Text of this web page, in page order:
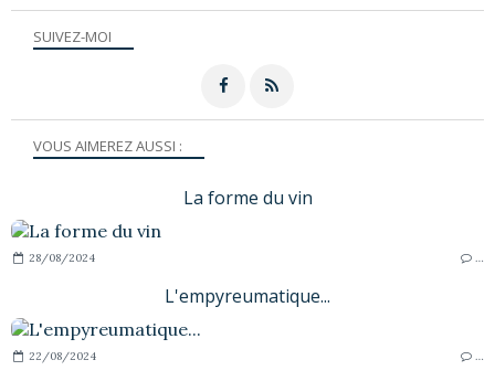
SUIVEZ-MOI
VOUS AIMEREZ AUSSI :
La forme du vin
28/08/2024
L'empyreumatique...
22/08/2024